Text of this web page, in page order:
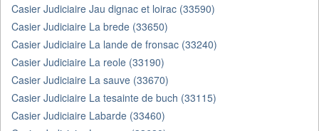
Casier Judiciaire Jau dignac et loirac (33590)
Casier Judiciaire La brede (33650)
Casier Judiciaire La lande de fronsac (33240)
Casier Judiciaire La reole (33190)
Casier Judiciaire La sauve (33670)
Casier Judiciaire La tesainte de buch (33115)
Casier Judiciaire Labarde (33460)